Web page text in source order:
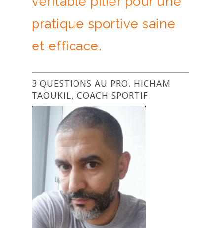
pratique sportive saine
et efficace.
3 QUESTIONS AU PRO. HICHAM
TAOUKIL, COACH SPORTIF